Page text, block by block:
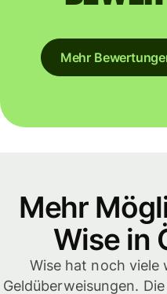
Mehr
Mehr
Wise in
Wise hat noch viele
Geldüberweisungen.